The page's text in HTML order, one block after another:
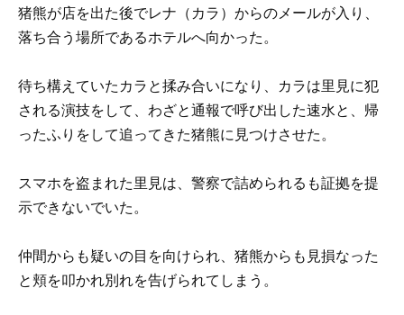
猪熊が店を出た後でレナ（カラ）からのメールが入り、
落ち合う場所であるホテルへ向かった。
待ち構えていたカラと揉み合いになり、カラは里見に犯
される演技をして、わざと通報で呼び出した速水と、帰
ったふりをして追ってきた猪熊に見つけさせた。
スマホを盗まれた里見は、警察で詰められるも証拠を提
示できないでいた。
仲間からも疑いの目を向けられ、猪熊からも見損なった
と頬を叩かれ別れを告げられてしまう。